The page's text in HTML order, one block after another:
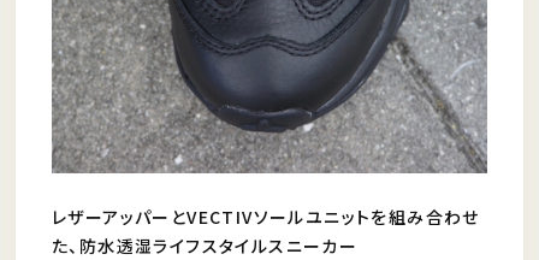
レザーアッパーとVECTIVソールユニットを組み合わせ
た、防水透湿ライフスタイルスニーカー